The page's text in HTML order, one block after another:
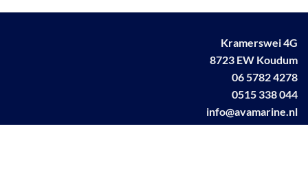
Kramerswei 4G
8723 EW Koudum
06 5782 4278
0515 338 044
info@avamarine.nl